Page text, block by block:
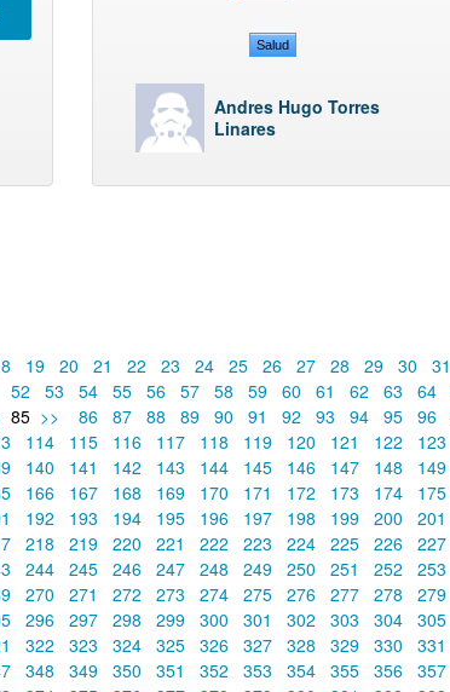
Salud
Andres Hugo Torres
Linares
19 20 21 22 23 24 25 26 27 28 29 30 31
52 53 54 55 56 57 58 59 60 61 62 63 64
85 >> 86 87 88 89 90 91 92 93 94 95 96
114 115 116 117 118 119 120 121 122 123
140 141 142 143 144 145 146 147 148 149
166 167 168 169 170 171 172 173 174 175
192 193 194 195 196 197 198 199 200 201
218 219 220 221 222 223 224 225 226 227
244 245 246 247 248 249 250 251 252 253
270 271 272 273 274 275 276 277 278 279
296 297 298 299 300 301 302 303 304 305
322 323 324 325 326 327 328 329 330 331
348 349 350 351 352 353 354 355 356 357